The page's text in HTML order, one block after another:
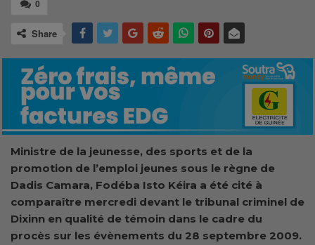
0
Share
Ministre de la jeunesse, des sports et de la
promotion de l’emploi jeunes sous le règne de
Dadis Camara, Fodéba Isto Kéira a été cité à
comparaître mercredi devant le tribunal criminel de
Dixinn en qualité de témoin dans le cadre du
procès sur les évènements du 28 septembre 2009.